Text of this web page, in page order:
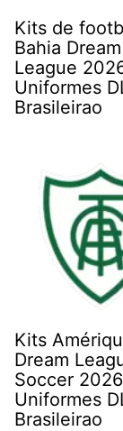
Kits de
Bahia Dream
League 2026
Uniformes
Brasileirao
Kits
Dream
Soccer 2026 |
Uniformes
Brasileirao